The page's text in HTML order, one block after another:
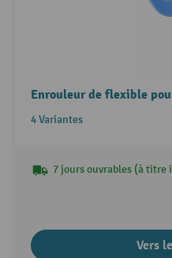
Enrouleur de flexible
4 Variantes
7 jours ouvrables (à
Vers